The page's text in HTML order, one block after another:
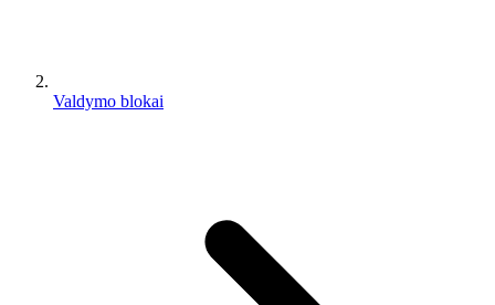
Valdymo blokai